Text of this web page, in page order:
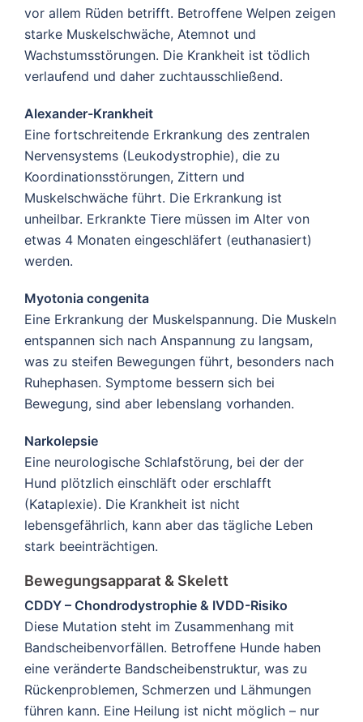
vor allem Rüden betrifft. Betroffene Welpen zeigen
starke Muskelschwäche, Atemnot und
Wachstumsstörungen. Die Krankheit ist tödlich
verlaufend und daher zuchtausschließend.
Alexander-Krankheit
Eine fortschreitende Erkrankung des zentralen
Nervensystems (Leukodystrophie), die zu
Koordinationsstörungen, Zittern und
Muskelschwäche führt. Die Erkrankung ist
unheilbar. Erkrankte Tiere müssen im Alter von
etwas 4 Monaten eingeschläfert (euthanasiert)
werden.
Myotonia congenita
Eine Erkrankung der Muskelspannung. Die Muskeln
entspannen sich nach Anspannung zu langsam,
was zu steifen Bewegungen führt, besonders nach
Ruhephasen. Symptome bessern sich bei
Bewegung, sind aber lebenslang vorhanden.
Narkolepsie
Eine neurologische Schlafstörung, bei der der
Hund plötzlich einschläft oder erschlafft
(Kataplexie). Die Krankheit ist nicht
lebensgefährlich, kann aber das tägliche Leben
stark beeinträchtigen.
Bewegungsapparat & Skelett
CDDY – Chondrodystrophie & IVDD-Risiko
Diese Mutation steht im Zusammenhang mit
Bandscheibenvorfällen. Betroffene Hunde haben
eine veränderte Bandscheibenstruktur, was zu
Rückenproblemen, Schmerzen und Lähmungen
führen kann. Eine Heilung ist nicht möglich – nur